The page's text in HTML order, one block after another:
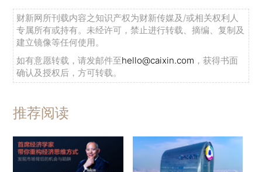
财新网所刊载内容之知识产权为财新传媒及/或相关权利人
专属所有或持有。未经许可，禁止进行转载、摘编、复制及
建立镜像等任何使用。
如有意愿转载，请发邮件至hello@caixin.com ，获得书面
确认及授权后，方可转载。
推荐阅读